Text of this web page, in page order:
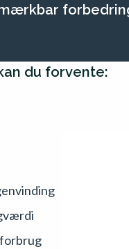
du forvente: